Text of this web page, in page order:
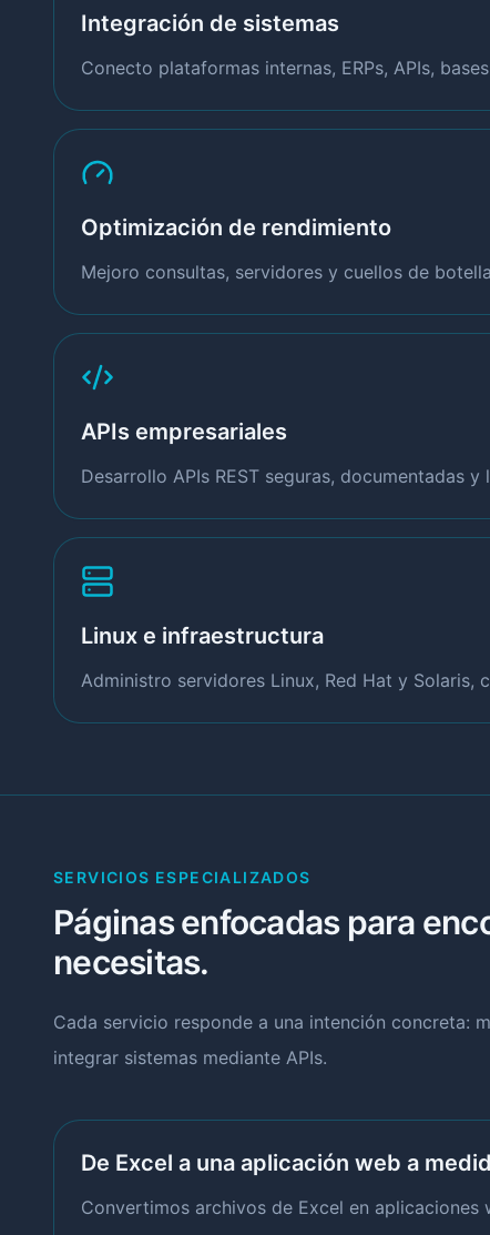
Integración de sistemas
Conecto plataformas internas, ERPs, APIs,
Optimización de rendimiento
Mejoro consultas, servidores y cuellos de
APIs empresariales
Desarrollo APIs REST seguras, documentadas
Linux e infraestructura
Administro servidores Linux, Red Hat y
SERVICIOS ESPECIALIZADOS
Páginas enfocadas para
necesitas.
Cada servicio responde a una intención concreta:
integrar sistemas mediante APIs.
De Excel a una aplicación web a
Convertimos archivos de Excel en